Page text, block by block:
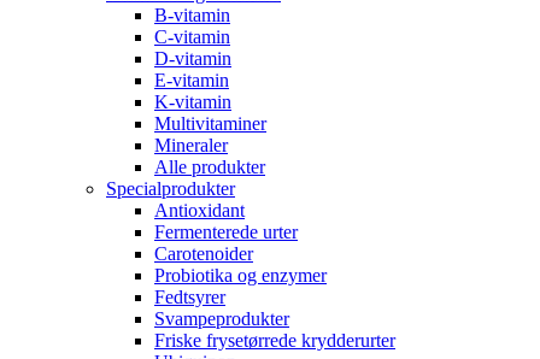
B-vitamin
C-vitamin
D-vitamin
E-vitamin
K-vitamin
Multivitaminer
Mineraler
Alle produkter
Specialprodukter
Antioxidant
Fermenterede urter
Carotenoider
Probiotika og enzymer
Fedtsyrer
Svampeprodukter
Friske frysetørrede krydderurter